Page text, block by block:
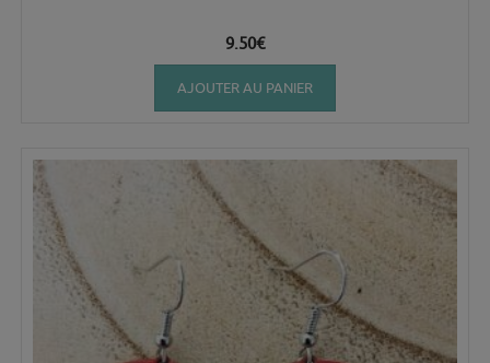
9.50€
AJOUTER AU PANIER